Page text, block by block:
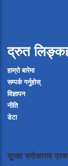
द्रुत
हाम्रो बारेमा
सम्पर्क गर्नुहोस्
विज्ञापन
नीति
डेटा
सुरक्षा सरोकारमा